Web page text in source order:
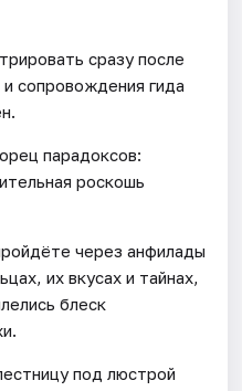
сразу после
сопровождения гида
парадоксов:
роскошь
через анфилады
их вкусах и тайнах,
блеск
под люстрой